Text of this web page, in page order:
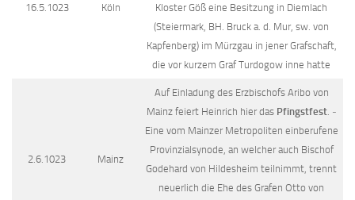
16.5.1023 Köln
Kloster Göß eine Besitzung in Diemlach
(Steiermark, BH. Bruck a. d. Mur, sw. von
Kapfenberg) im Mürzgau in jener Grafschaft,
die vor kurzem Graf Turdogow inne hatte
2.6.1023 Mainz
Auf Einladung des Erzbischofs Aribo von
Mainz feiert Heinrich hier das Pfingstfest. ‒
Eine vom Mainzer Metropoliten einberufene
Provinzialsynode, an welcher auch Bischof
Godehard von Hildesheim teilnimmt, trennt
neuerlich die Ehe des Grafen Otto von